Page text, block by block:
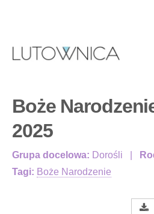
Boże
2025
Grupa docelowa: Dorośli
Tagi: Boże Narodzenie